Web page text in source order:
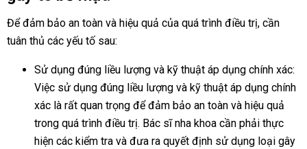
Để đảm bảo an toàn và hiệu quả của quá trình điều trị, cần
tuân thủ các yếu tố sau:
Sử dụng đúng liều lượng và kỹ thuật áp dụng chính xác:
Việc sử dụng đúng liều lượng và kỹ thuật áp dụng chính
xác là rất quan trọng để đảm bảo an toàn và hiệu quả
trong quá trình điều trị. Bác sĩ nha khoa cần phải thực
hiện các kiểm tra và đưa ra quyết định sử dụng loại gây